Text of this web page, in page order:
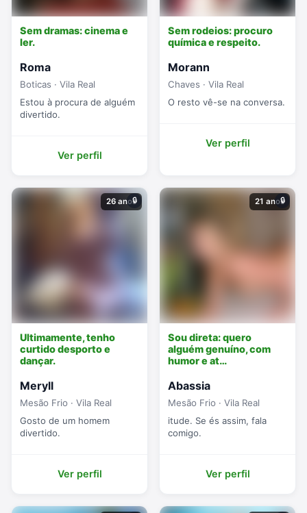
Sem dramas: cinema e
ler.
Roma
Boticas · Vila Real
Estou à procura de alguém
divertido.
Ver perfil
Sem rodeios: procuro
química e respeito.
Morann
Chaves · Vila Real
O resto vê-se na conversa.
Ver perfil
26 anos
🔒
Ultimamente, tenho
curtido desporto e
dançar.
Meryll
Mesão Frio · Vila Real
Gosto de um homem
divertido.
Ver perfil
21 anos
🔒
Sou direta: quero
alguém genuíno, com
humor e at…
Abassia
Mesão Frio · Vila Real
itude. Se és assim, fala
comigo.
Ver perfil